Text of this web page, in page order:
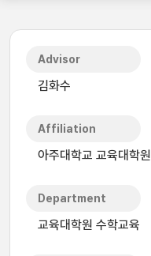
Advisor
김화수
Affiliation
아주대학교 교육대학원
Department
교육대학원 수학교육